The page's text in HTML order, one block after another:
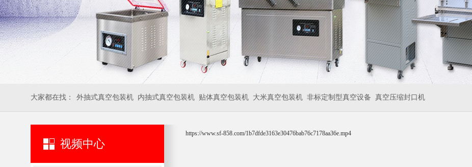
大家都在找： 外抽式真空包装机 内抽式真空包装机 贴体真空包装机 大米真空包装机 非标定制型真空设备 真空压缩封口机
视频中心
https://www.sf-858.com/1b7dfde3163e30476bab76c7178aa36e.mp4